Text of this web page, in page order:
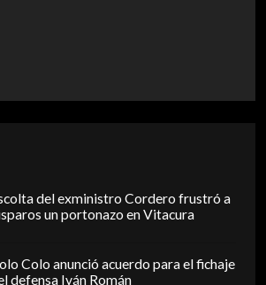
del exministro Cordero frustró a
un portonazo en Vitacura
Colo anunció acuerdo para el fichaje
defensa Iván Román